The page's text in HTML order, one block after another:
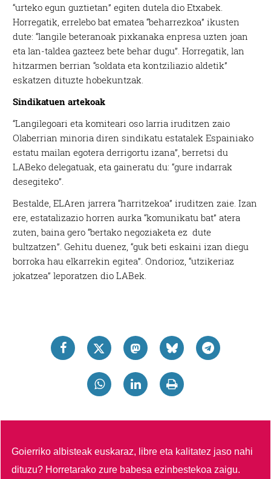
“urteko egun guztietan” egiten dutela dio Etxabek.
Horregatik, errelebo bat ematea “beharrezkoa” ikusten
dute: “langile beteranoak pixkanaka enpresa uzten joan
eta lan-taldea gazteez bete behar dugu”. Horregatik, lan
hitzarmen berrian “soldata eta kontziliazio aldetik”
eskatzen dituzte hobekuntzak.
Sindikatuen artekoak
“Langilegoari eta komiteari oso larria iruditzen zaio
Olaberrian minoria diren sindikatu estatalek Espainiako
estatu mailan egotera derrigortu izana”, berretsi du
LABeko delegatuak, eta gaineratu du: “gure indarrak
desegiteko”.
Bestalde, ELAren jarrera “harritzekoa” iruditzen zaie. Izan
ere, estatalizazio horren aurka “komunikatu bat” atera
zuten, baina gero “bertako negoziaketa ez dute
bultzatzen”. Gehitu duenez, “guk beti eskaini izan diegu
borroka hau elkarrekin egitea”. Ondorioz, “utzikeriaz
jokatzea” leporatzen dio LABek.
Goierriko albisteak euskaraz, libre eta kalitatez jaso nahi
dituzu? Horretarako zure babesa ezinbestekoa zaigu.